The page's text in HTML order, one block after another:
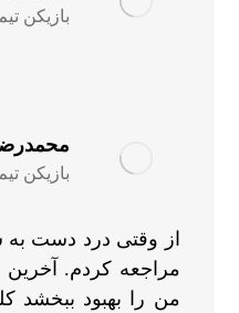
بازیکن
بازیکن
از وقتی درد دست به
مراجعه کردم. آخرین
من را بهبود ببخشد